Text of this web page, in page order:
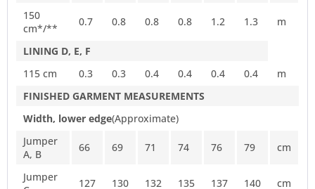
150
cm*/**
0.7 0.8 0.8 0.8 1.2 1.3 m
LINING D, E, F
115 cm
0.3 0.3 0.4 0.4 0.4 0.4
m
FINISHED GARMENT MEASUREMENTS
Width, lower edge(Approximate)
Jumper
A, B
66 69 71 74 76 79 cm
Jumper
127 130 132 135 137 140 cm